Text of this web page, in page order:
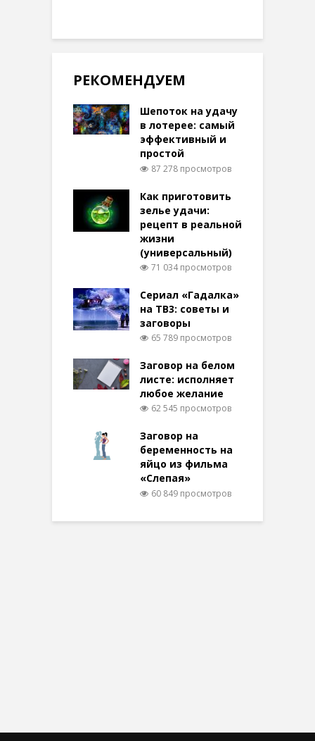
РЕКОМЕНДУЕМ
Шепоток на удачу
в лотерее: самый
эффективный и
простой
87 278 просмотров
Как приготовить
зелье удачи:
рецепт в реальной
жизни
(универсальный)
71 034 просмотров
Сериал «Гадалка»
на ТВ3: советы и
заговоры
65 789 просмотров
Заговор на белом
листе: исполняет
любое желание
62 545 просмотров
Заговор на
беременность на
яйцо из фильма
«Слепая»
60 849 просмотров